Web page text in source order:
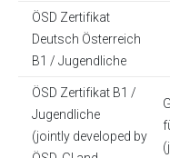
ÖSD Zertifikat
Deutsch Österreich
B1 / Jugendliche
ÖSD Zertifikat B1 /
Jugendliche
(jointly developed by